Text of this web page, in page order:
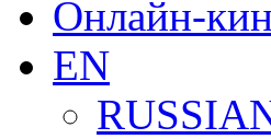
Онлайн-
EN